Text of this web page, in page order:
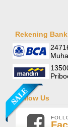
Hallo mas
Rekening Bank
Follow Us